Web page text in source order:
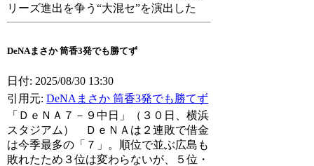
リーズ進出を争う“大混セ”を演出した
DeNAまさか 筒香3発でも勝てず
日付: 2025/08/30 13:30
引用元:DeNAまさか 筒香3発でも勝てず
「ＤｅＮＡ７－９中日」（３０日、横浜
スタジアム） ＤｅＮＡは２連敗で借金
は今季最多の「７」。順位で並ぶ広島も
敗れたため３位は変わらないが、５位・